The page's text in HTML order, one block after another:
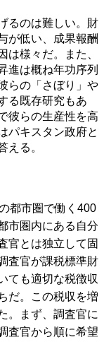
るのは難しい。財
が低い、成果報酬
は様々だ。また、
進は概ね年功序列
らの「さぼり」や
る既存研究もあ
彼らの生産性を高
パキスタン政府と
える。
都市圏で働く400
市圏内にある自分
官とは独立して固
査官が課税標準財
ても適切な税徴収
だ。この税収を増
。まず、調査官に
査官から順に希望